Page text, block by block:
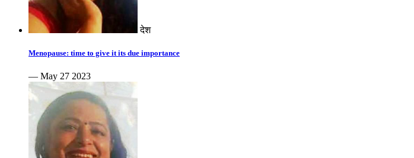
देश
Menopause: time to give it its due importance
— May 27 2023